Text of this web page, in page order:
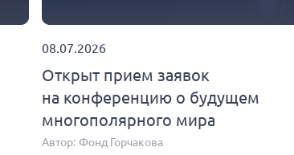
08.07.2026
Открыт прием заявок
на конференцию о будущем
многополярного мира
Автор: Фонд Горчакова